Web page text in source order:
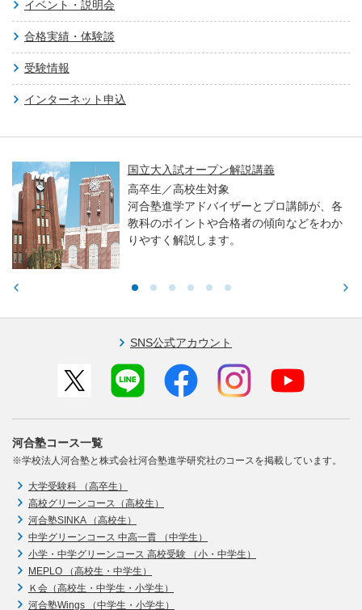
イベント・説明会
合格実績・体験談
受験情報
インターネット申込
国立大入試オープン解説講義
高卒生／高校生対象
河合塾進学アドバイザーとプロ講師が、各
教科のポイントや合格者の傾向などをわか
りやすく解説します。
SNS公式アカウント
河合塾コース一覧
※学校法人河合塾と株式会社河合塾進学研究社のコースを掲載しています。
大学受験科 （高卒生）
高校グリーンコース（高校生）
河合塾SINKA （高校生）
中学グリーンコース 中高一貫 （中学生）
小学・中学グリーンコース 高校受験 （小・中学生）
MEPLO （高校生・中学生）
Ｋ会（高校生・中学生・小学生）
河合塾Wings （中学生・小学生）